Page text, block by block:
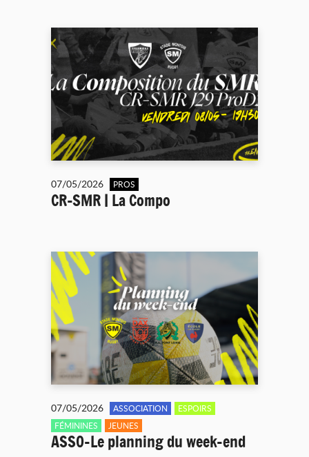
07/05/2026 PROS
CR-SMR | La Compo
07/05/2026 ASSOCIATION
ESPOIRS
FÉMININES
JEUNES
ASSO-Le planning du week-end